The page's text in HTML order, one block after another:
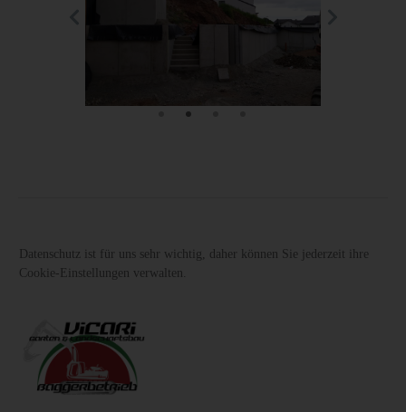
Datenschutz ist für uns sehr wichtig, daher können Sie jederzeit ihre
Cookie-Einstellungen verwalten.